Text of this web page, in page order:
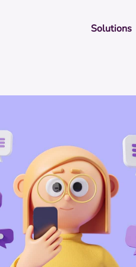
Solutions
Le Repère
Se démarquer grâce à une
identité visuelle à son image.